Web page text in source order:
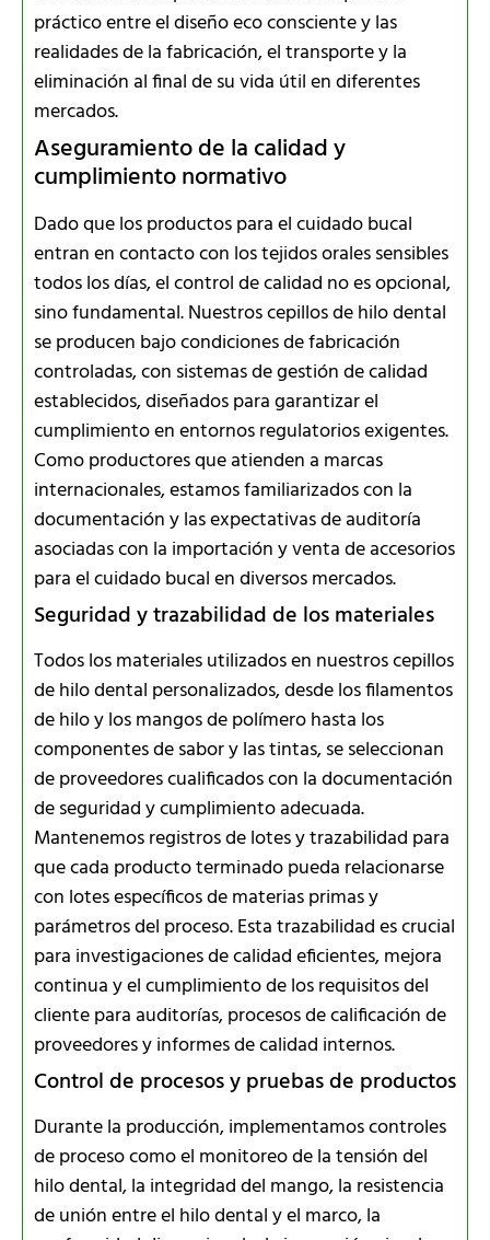
práctico entre el diseño eco consciente y las
realidades de la fabricación, el transporte y la
eliminación al final de su vida útil en diferentes
mercados.
Aseguramiento de la calidad y
cumplimiento normativo
Dado que los productos para el cuidado bucal
entran en contacto con los tejidos orales sensibles
todos los días, el control de calidad no es opcional,
sino fundamental. Nuestros cepillos de hilo dental
se producen bajo condiciones de fabricación
controladas, con sistemas de gestión de calidad
establecidos, diseñados para garantizar el
cumplimiento en entornos regulatorios exigentes.
Como productores que atienden a marcas
internacionales, estamos familiarizados con la
documentación y las expectativas de auditoría
asociadas con la importación y venta de accesorios
para el cuidado bucal en diversos mercados.
Seguridad y trazabilidad de los materiales
Todos los materiales utilizados en nuestros cepillos
de hilo dental personalizados, desde los filamentos
de hilo y los mangos de polímero hasta los
componentes de sabor y las tintas, se seleccionan
de proveedores cualificados con la documentación
de seguridad y cumplimiento adecuada.
Mantenemos registros de lotes y trazabilidad para
que cada producto terminado pueda relacionarse
con lotes específicos de materias primas y
parámetros del proceso. Esta trazabilidad es crucial
para investigaciones de calidad eficientes, mejora
continua y el cumplimiento de los requisitos del
cliente para auditorías, procesos de calificación de
proveedores y informes de calidad internos.
Control de procesos y pruebas de productos
Durante la producción, implementamos controles
de proceso como el monitoreo de la tensión del
hilo dental, la integridad del mango, la resistencia
de unión entre el hilo dental y el marco, la